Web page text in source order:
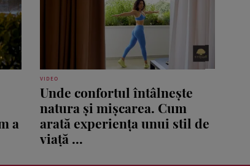
a
VIDEO
Unde confortul întâlnește
natura și mișcarea. Cum
arată experiența unui stil de
viață ...